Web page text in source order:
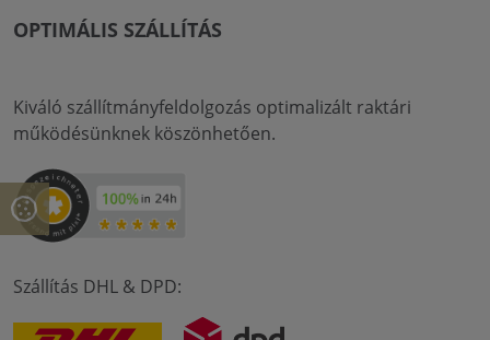
OPTIMÁLIS SZÁLLÍTÁS
Kiváló szállítmányfeldolgozás optimalizált raktári
működésünknek köszönhetően.
Szállítás DHL & DPD: